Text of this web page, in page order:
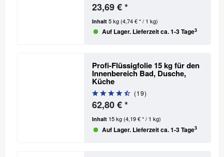
23,69 € *
Inhalt 5 kg(4,74 € * / 1 kg)
Auf Lager. Lieferzeit ca. 1-3 Tage3
Profi-Flüssigfolie 15 kg für den
Innenbereich Bad, Dusche,
Küche
(19)
62,80 € *
Inhalt 15 kg(4,19 € * / 1 kg)
Auf Lager. Lieferzeit ca. 1-3 Tage3